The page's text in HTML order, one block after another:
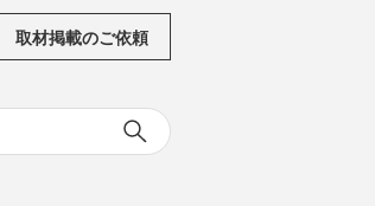
取材掲載のご依頼